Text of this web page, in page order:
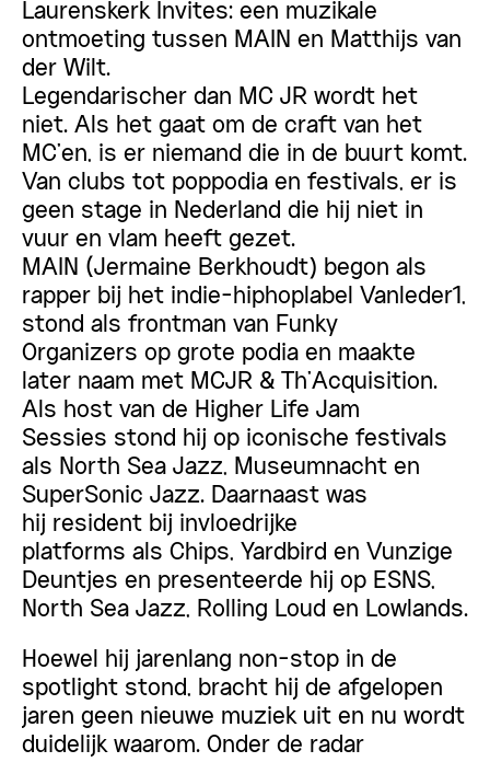
Laurenskerk Invites: een muzikale
ontmoeting tussen MAIN en Matthijs van
der Wilt.
Legendarischer dan MC JR wordt het
niet. Als het gaat om de craft van het
MC’en, is er niemand die in de buurt komt.
Van clubs tot poppodia en festivals, er is
geen stage in Nederland die hij niet in
vuur en vlam heeft gezet.
MAIN (Jermaine Berkhoudt) begon als
rapper bij het indie-hiphoplabel Vanleder1 ,
stond als frontman van Funky
Organizers op grote podia en maakte
later naam met MCJR & Th’Acquisition.
Als host van de Higher Life Jam
Sessies stond hij op iconische festivals
als North Sea Jazz, Museumnacht en
SuperSonic Jazz. Daarnaast was
hij resident bij invloedrijke
platforms als Chips, Yardbird en Vunzige
Deuntjes en presenteerde hij op ESNS,
North Sea Jazz, Rolling Loud en Lowlands.
Hoewel hij jarenlang non-stop in de
spotlight stond, bracht hij de afgelopen
jaren geen nieuwe muziek uit en nu wordt
duidelijk waarom. Onder de radar